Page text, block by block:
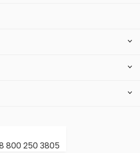
800 250 3805